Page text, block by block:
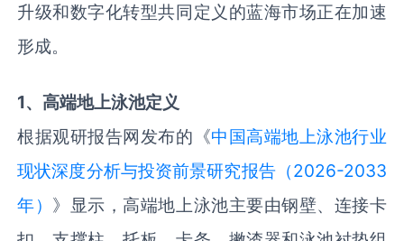
升级和数字化转型共同定义的蓝海市场正在加速
形成。
1、高端地上泳池定义
根据观研报告网发布的《中国高端地上泳池行业
现状深度分析与投资前景研究报告（2026-2033
年） 》显示，高端地上泳池主要由钢壁、连接卡